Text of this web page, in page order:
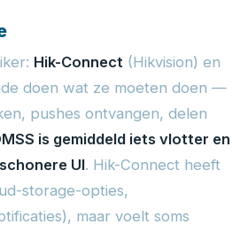
Hik-Connect (Hikvision) en
doen wat ze moeten doen —
pushes ontvangen, delen
is gemiddeld iets vlotter en
UI. Hik-Connect heeft
storage-opties,
maar voelt soms